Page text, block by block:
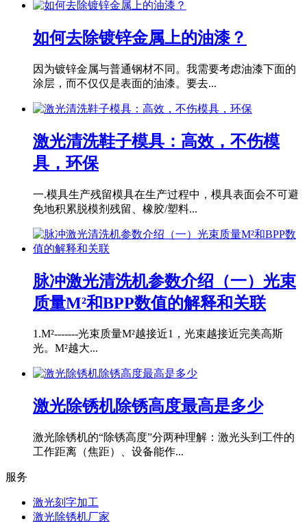
如何去除镀锌金属上的油漆？
因为镀锌金属与普通钢材不同。我需要考虑油漆下面的
涂层，而不仅仅是表面的油漆。要去...
激光清洗鞋子模具：高效，不伤模
具，环保
一.模具生产残留模具在生产过程中，模具表面会不可避
免地积累脱模剂残留、橡胶/塑料...
脉冲激光清洗机参数介绍（一）光束
质量M²和BPP数值的解释和关联
1.M²-------光束质量M²越接近1，光束越接近完美高斯
光。M²越大...
激光除锈机除锈高度最高是多少
激光除锈机的“除锈高度”分两种理解：激光头到工件的
工作距离（焦距）、设备能作...
服务
激光刻字加工
激光除锈机厂家